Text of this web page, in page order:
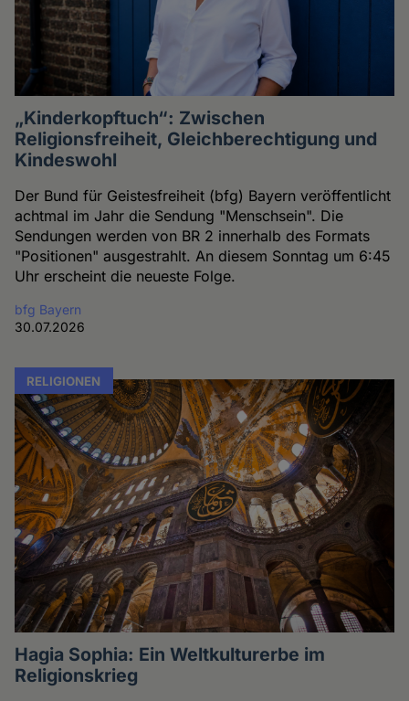
„Kinderkopftuch“: Zwischen
Religionsfreiheit, Gleichberechtigung und
Kindeswohl
Der Bund für Geistesfreiheit (bfg) Bayern veröffentlicht
achtmal im Jahr die Sendung "Menschsein". Die
Sendungen werden von BR 2 innerhalb des Formats
"Positionen" ausgestrahlt. An diesem Sonntag um 6:45
Uhr erscheint die neueste Folge.
bfg Bayern
30.07.2026
RELIGIONEN
Hagia Sophia: Ein Weltkulturerbe im
Religionskrieg